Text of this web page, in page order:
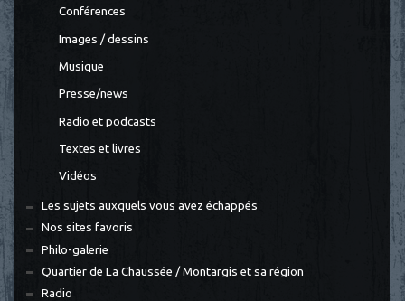
Conférences
Images / dessins
Musique
Presse/news
Radio et podcasts
Textes et livres
Vidéos
Les sujets auxquels vous avez échappés
Nos sites favoris
Philo-galerie
Quartier de La Chaussée / Montargis et sa région
Radio